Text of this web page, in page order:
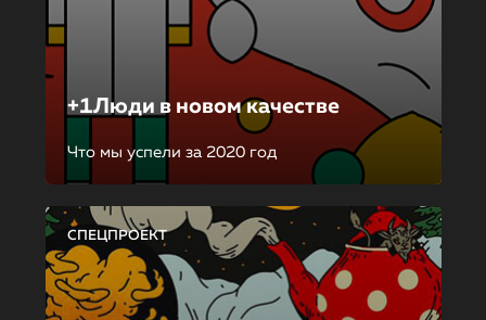
+1Люди в новом качестве
Что мы успели за 2020 год
СПЕЦПРОЕКТ